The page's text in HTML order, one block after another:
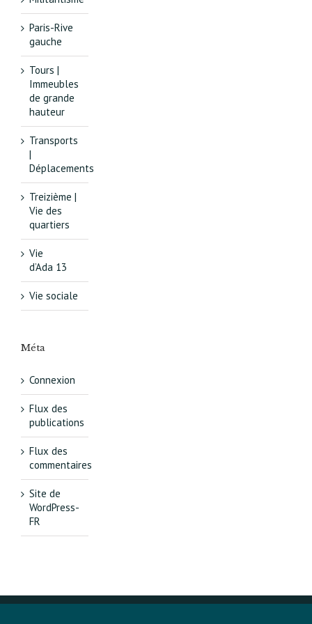
Paris-Rive
gauche
Tours |
Immeubles
de grande
hauteur
Transports
|
Déplacements
Treizième |
Vie des
quartiers
Vie
d’Ada 13
Vie sociale
Méta
Connexion
Flux des
publications
Flux des
commentaires
Site de
WordPress-
FR